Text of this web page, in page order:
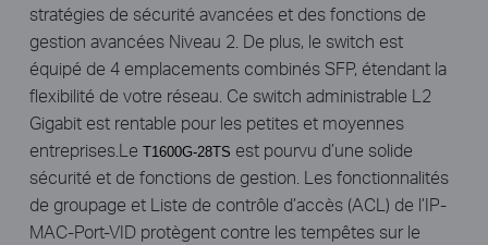
stratégies de sécurité avancées et des fonctions de
gestion avancées Niveau 2. De plus, le switch est
équipé de 4 emplacements combinés SFP, étendant la
flexibilité de votre réseau. Ce switch administrable L2
Gigabit est rentable pour les petites et moyennes
entreprises.Le T1600G-28TS est pourvu d’une solide
sécurité et de fonctions de gestion. Les fonctionnalités
de groupage et Liste de contrôle d’accès (ACL) de l’IP-
MAC-Port-VID protègent contre les tempêtes sur le